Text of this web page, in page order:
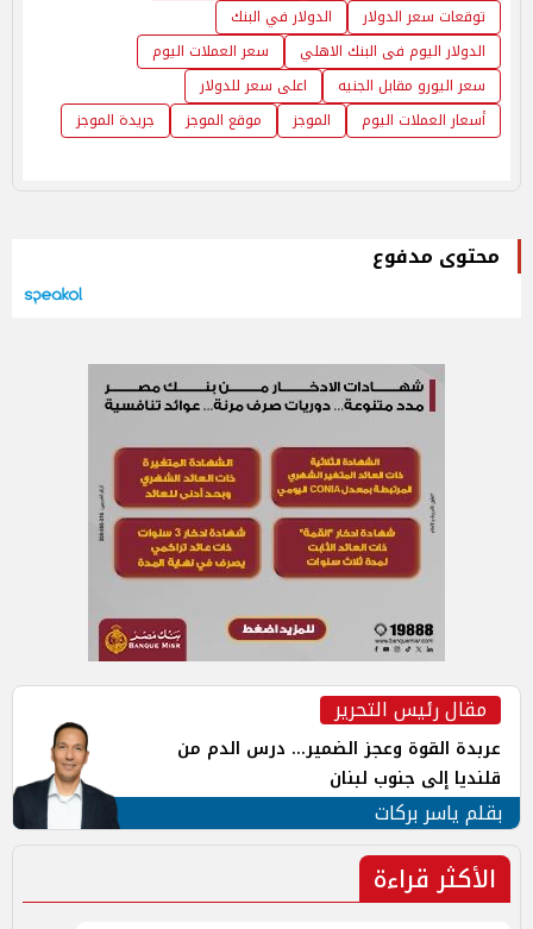
توقعات سعر الدولار
الدولار في البنك
الدولار اليوم فى البنك الاهلي
سعر العملات اليوم
سعر اليورو مقابل الجنيه
اعلى سعر للدولار
أسعار العملات اليوم
الموجز موقع الموجز جريدة الموجز
محتوى مدفوع
مقال رئيس التحرير
عربدة القوة وعجز الضمير... درس الدم من
قلنديا إلى جنوب لبنان
بقلم ياسر بركات
الأكثر قراءة